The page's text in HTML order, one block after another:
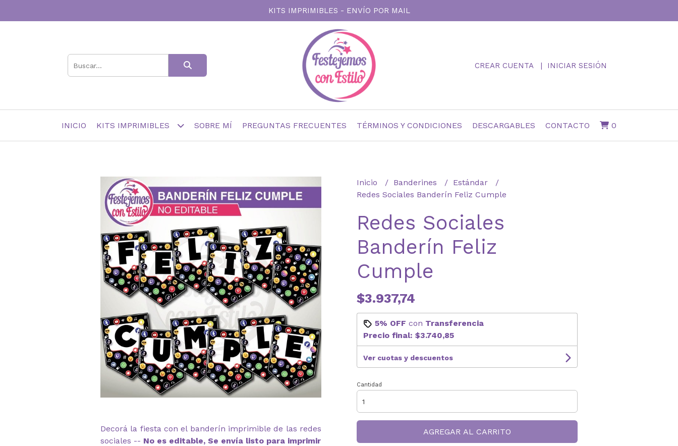
KITS IMPRIMIBLES - ENVÍO POR MAIL
CREAR CUENTA INICIAR SESIÓN
INICIO KITS IMPRIMIBLES SOBRE MÍ PREGUNTAS FRECUENTES TÉRMINOS Y CONDICIONES DESCARGABLES CONTACTO 0
Decorá la fiesta con el banderín imprimible de las redes
sociales -- No es editable, Se envía listo para imprimir
Inicio Banderines
Estándar
Redes Sociales Banderín Feliz Cumple
Redes Sociales
Banderín Feliz
Cumple
$3.937,74
5% OFF con Transferencia
Precio final: $3.740,85
Ver cuotas y descuentos
Cantidad
AGREGAR AL CARRITO